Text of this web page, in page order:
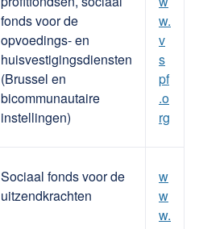
fonds voor de
opvoedings- en
huisvestigingsdiensten
(Brussel en
bicommunautaire
instellingen)
w.
v
s
pf
.o
rg
Sociaal fonds voor de
uitzendkrachten
w
w
w.